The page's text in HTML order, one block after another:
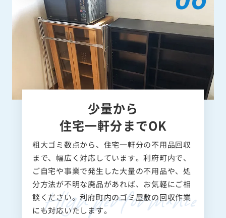
少量から
住宅一軒分までOK
粗大ゴミ数点から、住宅一軒分の不用品回収
まで、幅広く対応しています。利府町内で、
ご自宅や事業で発生した大量の不用品や、処
分方法が不明な廃品があれば、お気軽にご相
談ください。利府町内のゴミ屋敷の回収作業
にも対応いたします。